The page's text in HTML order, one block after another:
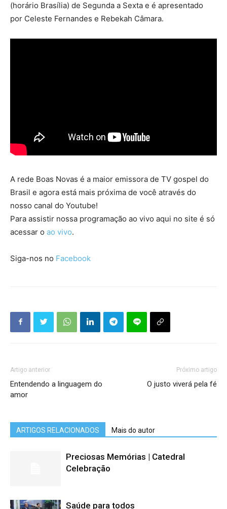
(horário Brasília) de Segunda a Sexta e é apresentado
por Celeste Fernandes e Rebekah Câmara.
A rede Boas Novas é a maior emissora de TV gospel do
Brasil e agora está mais próxima de você através do
nosso canal do Youtube!
Para assistir nossa programação ao vivo aqui no site é só
acessar o ao vivo.
Siga-nos no Facebook
Artigo anterior
Entendendo a linguagem do
amor
Próximo artigo
O justo viverá pela fé
ARTIGOS RELACIONADOS Mais do autor
Preciosas Memórias | Catedral
Celebração
Saúde para todos